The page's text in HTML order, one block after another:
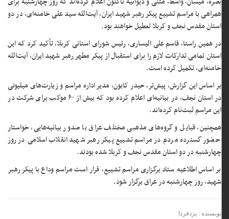
همراهی با مراسم تشییع پیکر رهبر شهید ایران، آیت‌الله سید علی خامنه‌ای، در دو
استان مقدس نجف و کربلا تعطیل خواهند بود.
در همین راستا، قاسم علی الیساری، رئیس شورای استانی کربلا، تأکید کرد که این
استان تمامی تدارکات لازم را برای استقبال از پیکر مطهر رهبر شهید ایران، آیت‌الله
خامنه‌ای، تکمیل کرده است.
بر اساس این گزارش، پیش‌تر، حیدر کابون، مدیر اداره مراسم و زیارت‌های میلیونی
در استان نجف، در بیانیه‌ای اعلام کرده بود که بیش از ۶۰ موکب برای شرکت در
این مراسم ثبت‌نام کرده‌اند.
همچنین، قبایل و گروه‌های مذهبی مختلف عراق با صدور بیانیه‌هایی، خواستار
حضور گسترده مردم در مراسم تشییع پیکر رهبر شهید انقلاب اسلامی در روز
چهارشنبه در دو استان مقدس نجف و کربلا شده بودند.
بر اساس اطلاعیه ستاد برگزاری مراسم تشییع، قرار است مراسم وداع با پیکر رهبر
شهید، روز چهارشنبه در عراق برگزار شود.
نویسنده : یزدفردا